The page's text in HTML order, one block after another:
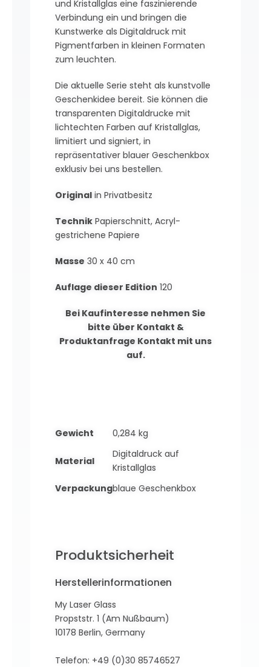
und Kristallglas eine faszinierende
Verbindung ein und bringen die
Kunstwerke als Digitaldruck mit
Pigmentfarben in kleinen Formaten
zum leuchten.
Die aktuelle Serie steht als kunstvolle
Geschenkidee bereit. Sie können die
transparenten Digitaldrucke mit
lichtechten Farben auf Kristallglas,
limitiert und signiert, in
repräsentativer blauer Geschenkbox
exklusiv bei uns bestellen.
Originalin Privatbesitz
TechnikPapierschnitt, Acryl-
gestrichene Papiere
Masse 30 x 40 cm
Auflage dieser Edition 120
Bei Kaufinteresse nehmen Sie
bitte über Kontakt &
Produktanfrage Kontakt mit uns
auf.
Gewicht 0,284 kg
Material
Digitaldruck auf
Kristallglas
Verpackungblaue Geschenkbox
Produktsicherheit
Herstellerinformationen
My Laser Glass
Propststr. 1 (Am Nußbaum)
10178 Berlin, Germany
Telefon: +49 (0)30 85746527